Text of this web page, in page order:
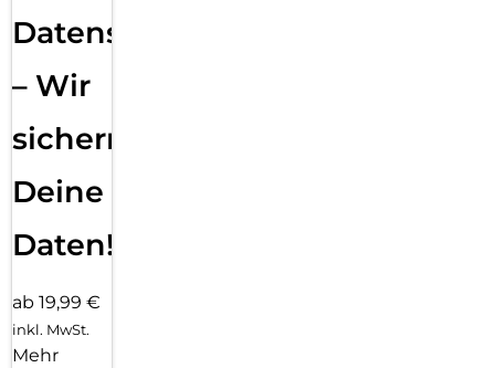
Datensicherung
– Wir
sichern
Deine
Daten!
ab 19,99 €
inkl. MwSt.
Mehr